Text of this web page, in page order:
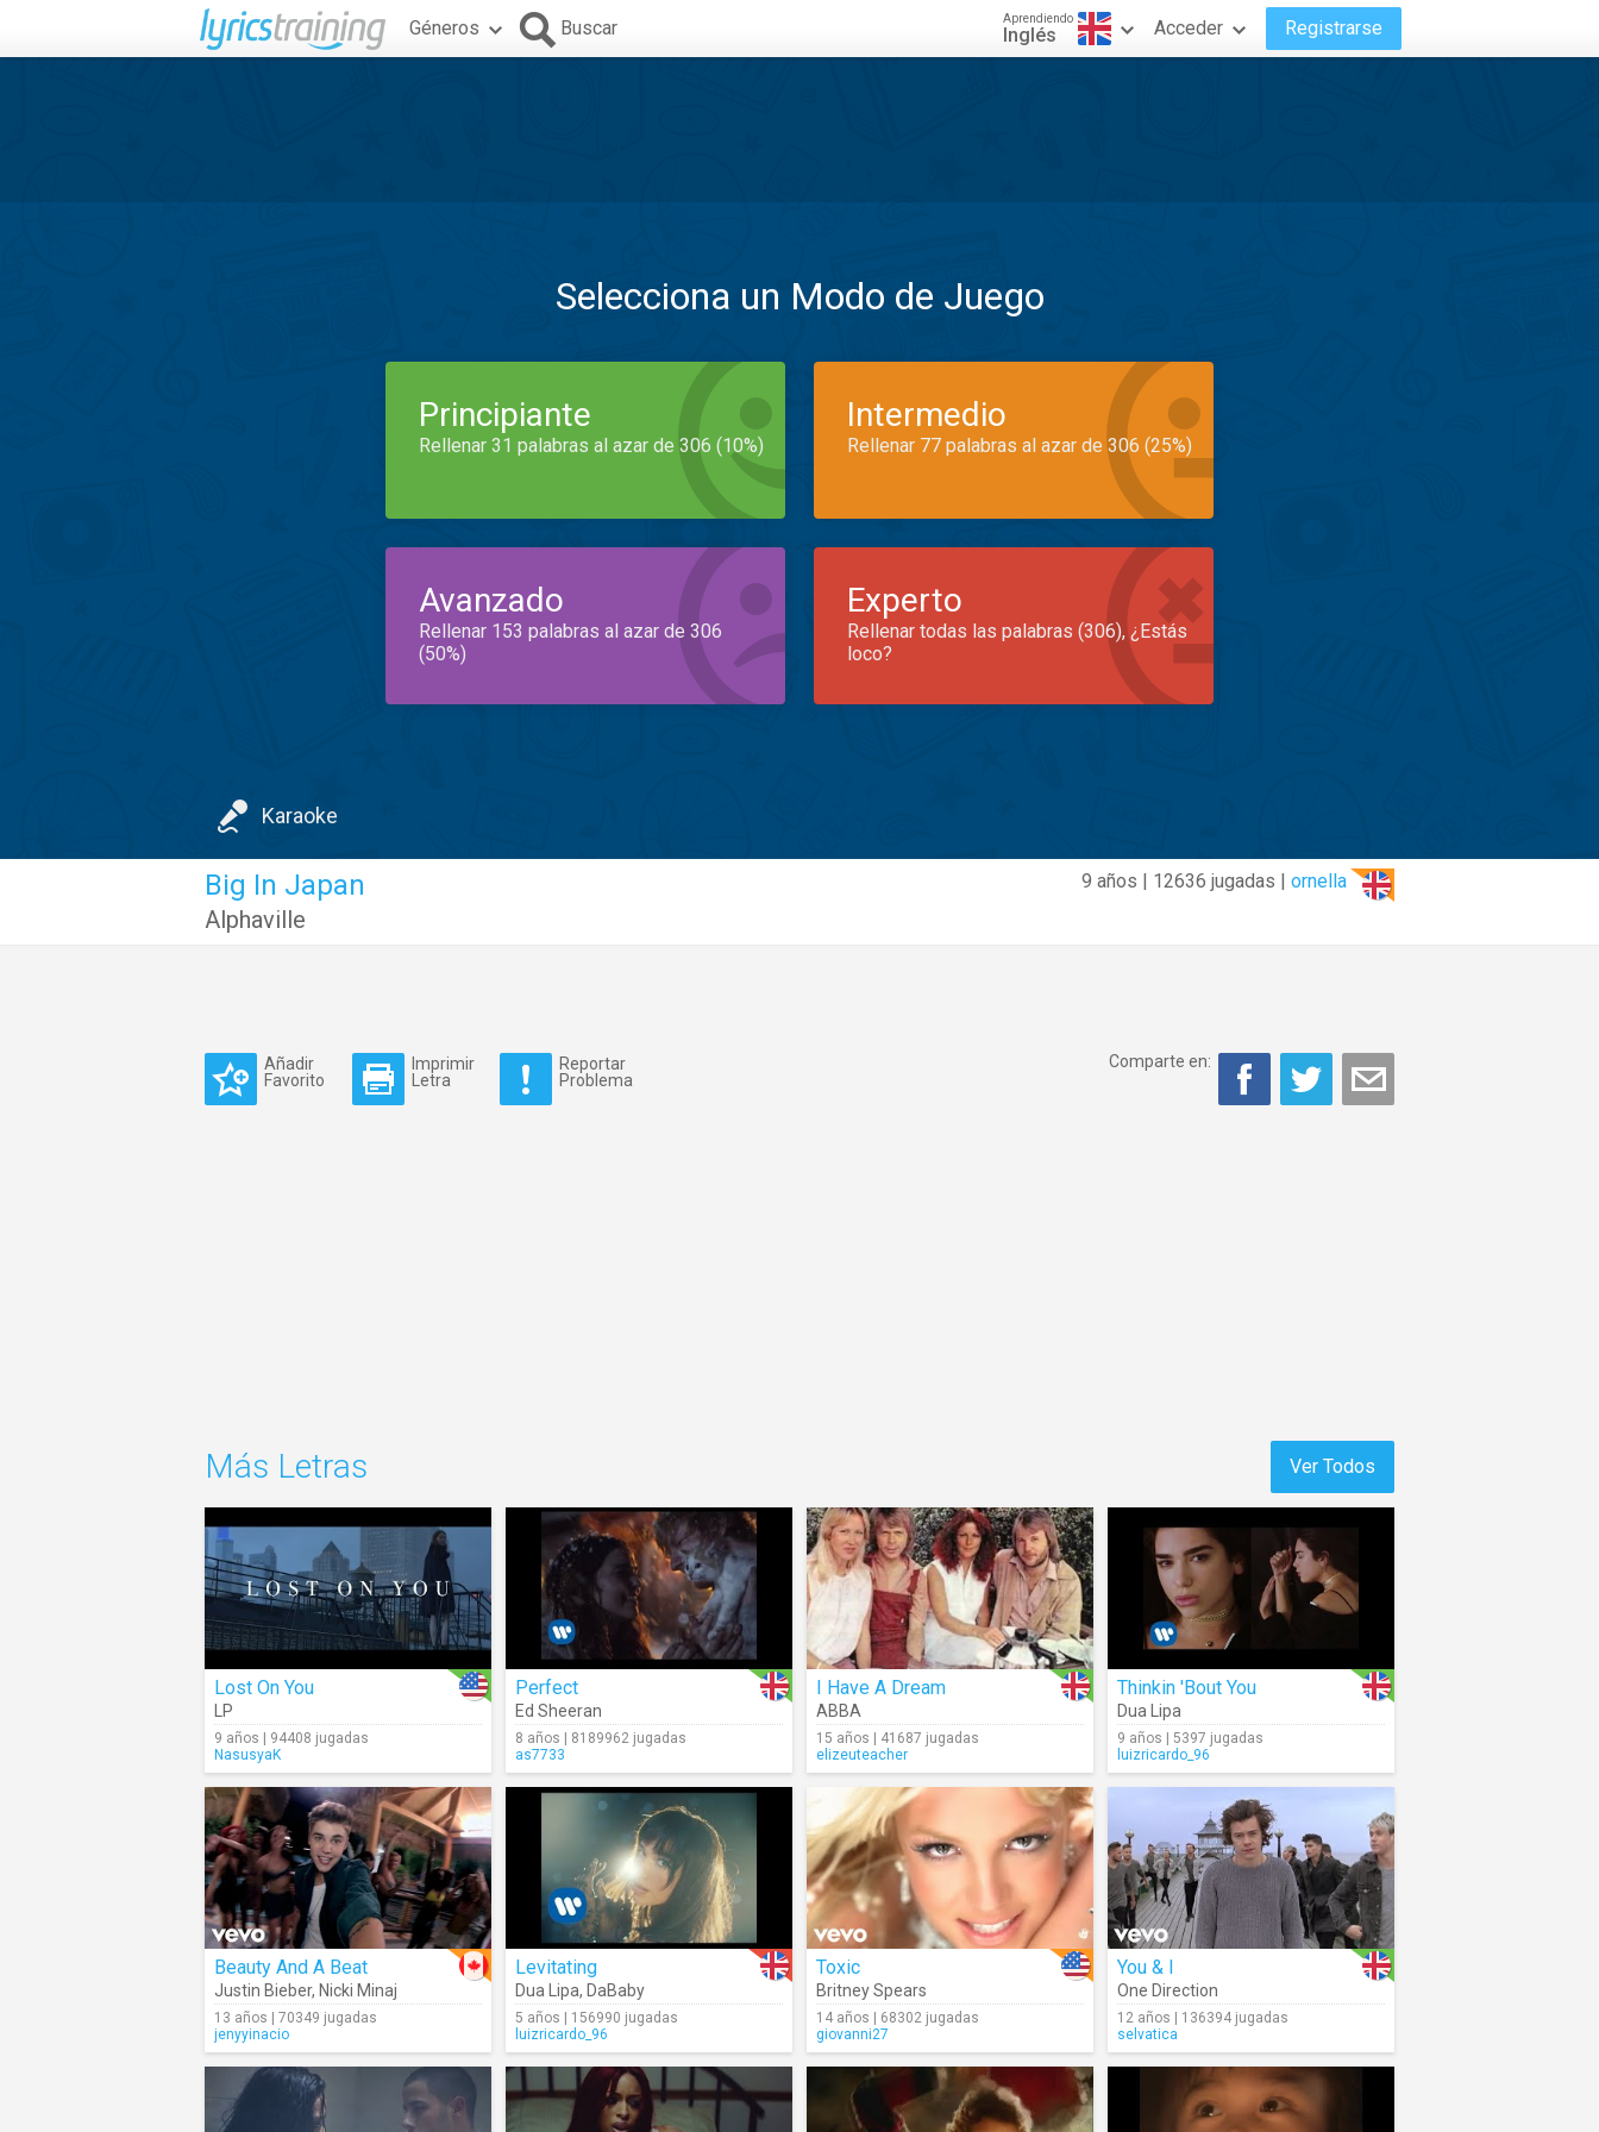
Géneros Buscar Aprendiendo
Inglés Acceder Registrarse
Selecciona un Modo de Juego
Principiante
Rellenar 31 palabras al azar de 306 (10%)
Intermedio
Rellenar 77 palabras al azar de 306 (25%)
Avanzado
Rellenar 153 palabras al azar de 306
(50%)
Experto
Rellenar todas las palabras (306), ¿Estás
loco?
Karaoke
9 años | 12636 jugadas | ornella
Big In Japan
Alphaville
Añadir
Favorito
Imprimir
Letra
Reportar
Problema
Comparte en:
Ver Todos
Más Letras
Lost On You
LP
9 años | 94408 jugadas
NasusyaK
Perfect
Ed Sheeran
8 años | 8189962 jugadas
as7733
I Have A Dream
ABBA
15 años | 41687 jugadas
elizeuteacher
Thinkin 'Bout You
Dua Lipa
9 años | 5397 jugadas
luizricardo_96
Beauty And A Beat
Justin Bieber, Nicki Minaj
13 años | 70349 jugadas
jenyyinacio
Levitating
Dua Lipa, DaBaby
5 años | 156990 jugadas
luizricardo_96
Toxic
Britney Spears
14 años | 68302 jugadas
giovanni27
You & I
One Direction
12 años | 136394 jugadas
selvatica